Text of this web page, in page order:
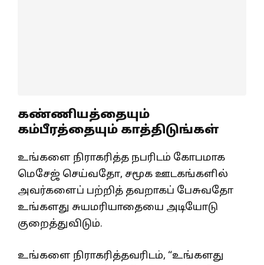
கண்ணியத்தையும்
கம்பீரத்தையும் காத்திடுங்கள்
உங்களை நிராகரித்த நபரிடம் கோபமாக
மெசேஜ் செய்வதோ, சமூக ஊடகங்களில்
அவர்களைப் பற்றித் தவறாகப் பேசுவதோ
உங்களது சுயமரியாதையை அடியோடு
குறைத்துவிடும்.
உங்களை நிராகரித்தவரிடம், “உங்களது